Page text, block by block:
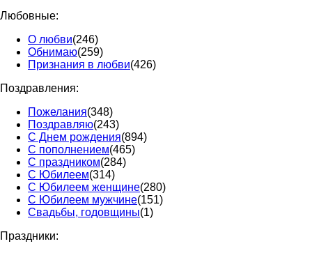
Любовные:
О любви(246)
Обнимаю(259)
Признания в любви(426)
Поздравления:
Пожелания(348)
Поздравляю(243)
С Днем рождения(894)
С пополнением(465)
С праздником(284)
С Юбилеем(314)
С Юбилеем женщине(280)
С Юбилеем мужчине(151)
Свадьбы, годовщины(1)
Праздники: